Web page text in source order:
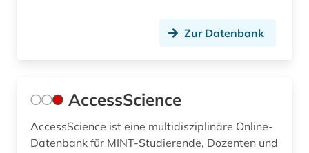
Zur Datenbank
AccessScience
AccessScience ist eine multidisziplinäre Online-
Datenbank für MINT-Studierende, Dozenten und